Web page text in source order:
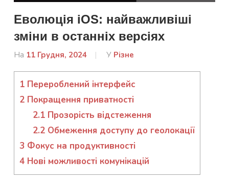
Еволюція iOS: найважливіші
зміни в останніх версіях
На 11 Грудня, 2024
Від
admin
У Різне
1 Перероблений інтерфейс
2 Покращення приватності
2.1Прозорість відстеження
2.2Обмеження доступу до геолокації
3 Фокус на продуктивності
4 Нові можливості комунікацій